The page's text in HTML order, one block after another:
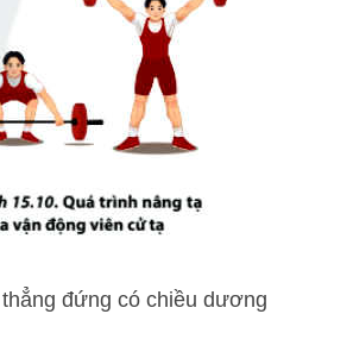
đứng có chiều dương